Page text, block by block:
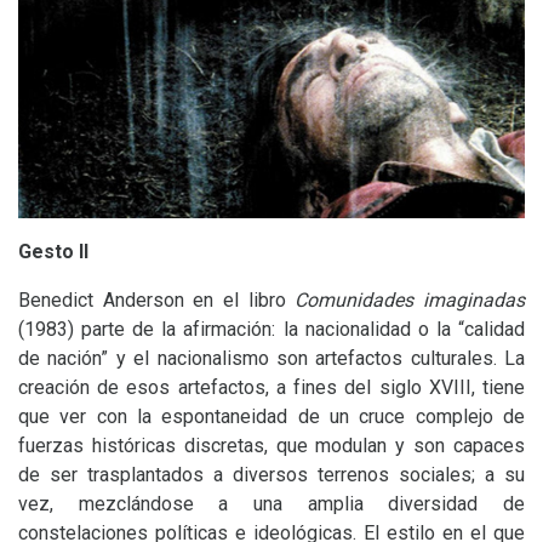
Gesto II
Benedict Anderson en el libro Comunidades imaginadas
(1983) parte de la afirmación: la nacionalidad o la “calidad
de nación” y el nacionalismo son artefactos culturales. La
creación de esos artefactos, a fines del siglo XVIII, tiene
que ver con la espontaneidad de un cruce complejo de
fuerzas históricas discretas, que modulan y son capaces
de ser trasplantados a diversos terrenos sociales; a su
vez, mezclándose a una amplia diversidad de
constelaciones políticas e ideológicas. El estilo en el que